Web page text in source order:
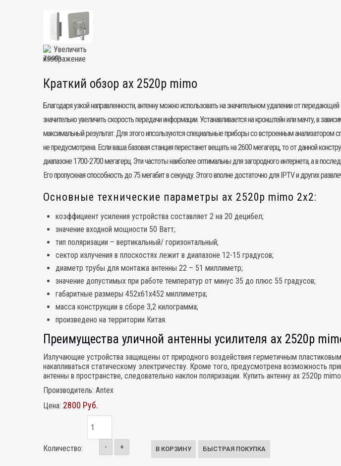
Увеличить
изображение
Краткий обзор ax 2520p mimo
Благодаря узкой направленности,антеннуможно использовать на значительном удалении от
значительно увеличить скорость передачи информации. Устанавливается на кронштейн или мачту, в
максимальный результат. Для этого ипсользуются специальные приборы со встроенным анализатором
не предусмотрена. Если ваша базовая станция перестанет вещать на 2600 мегагерц, то от данной
диапазоне 1700-2700 мегагерц. Эти частоты наиболее оптимальны для загородного интернета, а в
Его пропускная способность до 75 мегабит в секунду. Этого вполне достаточно для IPTV и других
Основные технические параметры ax 2520p mimo 2x2:
коэффициент усиления устройства составляет 2 на 20 децибел;
значение входной мощности 50 Ватт;
тип поляризации – вертикальный/ горизонтальный;
сектор излучения в плоскостях лежит в диапазоне 12-15 градусов;
диаметр трубы для монтажа антенны 22 – 51 миллиметр;
значение допустимых при работе температур от минус 35 до плюс 55 градусов;
габаритные размеры 452x61x452 миллиметра;
масса конструкции в сборе 3,2 килограмма;
произведено на территории Китая.
Преимущества уличной антенны усилителя ax 2520p
Излучающие устройства защищены от природного воздействия герметичным пластиковым
накапливаться статическому электричеству. Кроме того, предусмотрена возможность
антенны в пространстве, следовательно наклон поляризации. Купить антенну ax 2520p
Производитель: Antex
Цена: 2800 Руб.
Количество: - +